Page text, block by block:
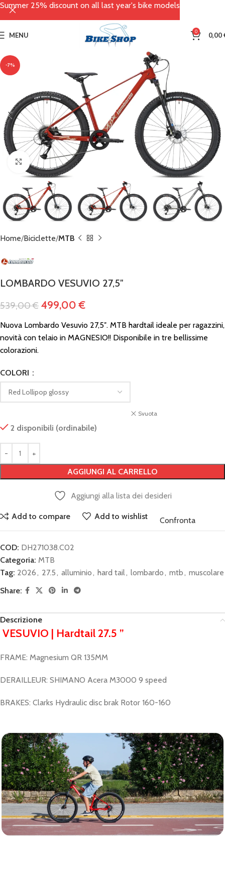
MENU 0 0,00
-7%
Click to enlarge
Home Biciclette MTB
LOMBARDO VESUVIO 27,5″
539,00€ 499,00€
Nuova Lombardo Vesuvio 27,5″. MTB hardtail ideale per ragazzini,
novità con telaio in MAGNESIO!! Disponibile in tre bellissime
colorazioni.
COLORI
Svuota
2 disponibili (ordinabile)
AGGIUNGI AL CARRELLO
Aggiungi alla lista dei desideri
Add to compare Add to wishlist Confronta
COD: DH271038.C02
Categoria: MTB
Tag: 2026, 27.5, alluminio, hard tail, lombardo, mtb, muscolare
Share:
Descrizione
VESUVIO | Hardtail 27.5 ”
FRAME: Magnesium QR 135MM
DERAILLEUR: SHIMANO Acera M3000 9 speed
BRAKES: Clarks Hydraulic disc brak Rotor 160-160
Summer 25% discount on all last year's bike models